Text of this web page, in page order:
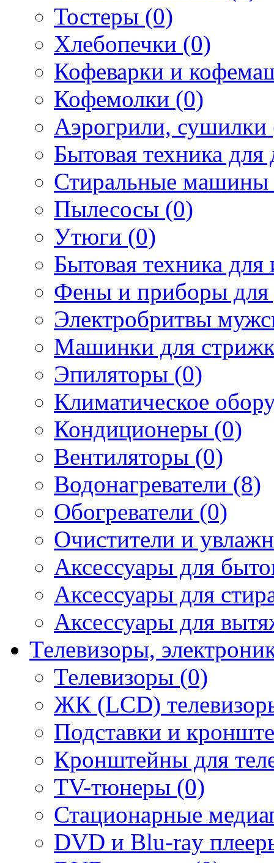
Тостеры (0)
Хлебопечки (0)
Кофеварки и
Кофемолки (0)
Аэрогрили, сушилки
Бытовая техника
Стиральные машины
Пылесосы (0)
Утюги (0)
Бытовая техника
Фены и приборы для
Электробритвы
Машинки для
Эпиляторы (0)
Климатическое
Кондиционеры (0)
Вентиляторы (0)
Водонагреватели (8)
Обогреватели (0)
Очистители и
Аксессуары для
Аксессуары для
Аксессуары для
Телевизоры,
Телевизоры (0)
ЖК (LCD)
Подставки и
Кронштейны для
TV-тюнеры (0)
Стационарные
DVD и Blu-ray